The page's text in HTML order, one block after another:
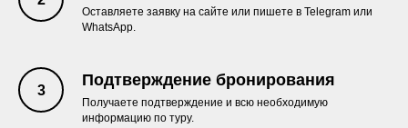
Оставляете заявку на сайте или пишете в Telegram или
WhatsApp.
Подтверждение бронирования
Получаете подтверждение и всю необходимую
информацию по туру.